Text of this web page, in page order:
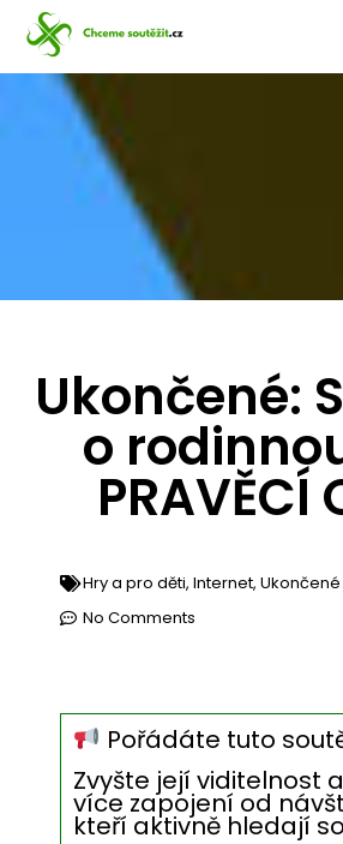
Ukončené:
o
PRAVĚCÍ
Hry a pro děti, Internet,
No Comments
Pořádáte tuto
Zvyšte její viditelnost
více zapojení od
kteří aktivně hledají